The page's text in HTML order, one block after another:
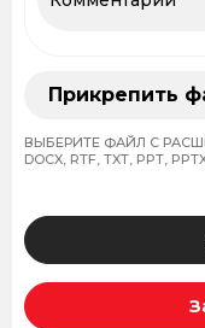
Прикрепить
ВЫБЕРИТЕ ФАЙЛ С
DOCX, RTF, TXT, PPT,